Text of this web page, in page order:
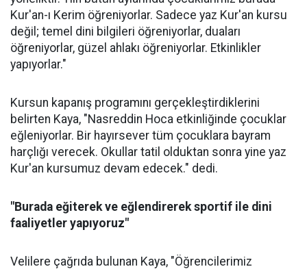
Kur'an-ı Kerim öğreniyorlar. Sadece yaz Kur'an kursu
değil; temel dini bilgileri öğreniyorlar, duaları
öğreniyorlar, güzel ahlakı öğreniyorlar. Etkinlikler
yapıyorlar."
Kursun kapanış programını gerçekleştirdiklerini
belirten Kaya, "Nasreddin Hoca etkinliğinde çocuklar
eğleniyorlar. Bir hayırsever tüm çocuklara bayram
harçlığı verecek. Okullar tatil olduktan sonra yine yaz
Kur'an kursumuz devam edecek." dedi.
"Burada eğiterek ve eğlendirerek sportif ile dini
faaliyetler yapıyoruz"
Velilere çağrıda bulunan Kaya, "Öğrencilerimiz